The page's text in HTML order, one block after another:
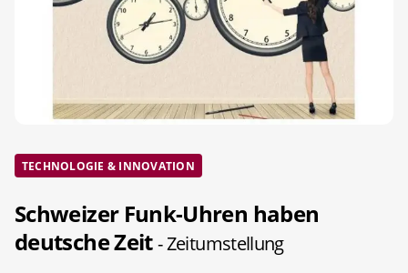
TECHNOLOGIE & INNOVATION
Schweizer Funk-Uhren haben
deutsche Zeit- Zeitumstellung